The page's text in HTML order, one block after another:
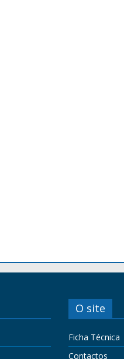
O site
Ficha Técnica
Contactos